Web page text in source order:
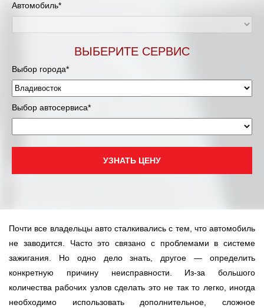
Автомобиль*
ВЫБЕРИТЕ СЕРВИС
Выбор города*
Выбор автосервиса*
УЗНАТЬ ЦЕНУ
Почти все владельцы авто сталкивались с тем, что автомобиль
не заводится. Часто это связано с проблемами в системе
зажигания. Но одно дело знать, другое — определить
конкретную причину неисправности. Из-за большого
количества рабочих узлов сделать это не так то легко, иногда
необходимо использовать дополнительное, сложное